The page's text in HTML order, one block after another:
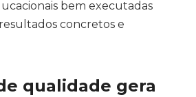
bem executadas
concretos e
qualidade gera